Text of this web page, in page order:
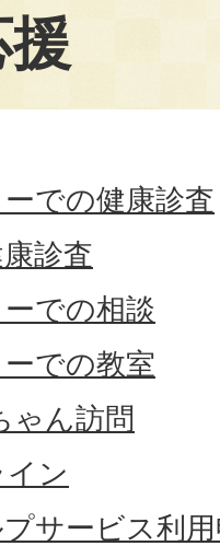
での健康診査
診査
での相談
での教室
ゃん訪問
ン
サービス利